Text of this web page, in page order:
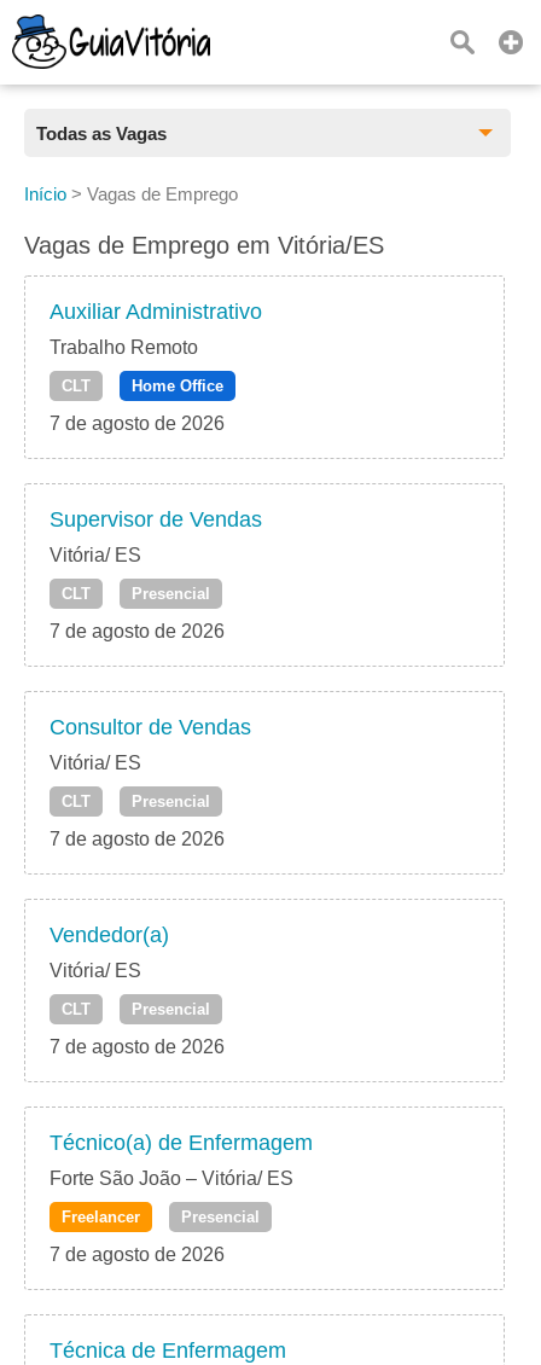
Todas as Vagas
Todas as Vagas
CLT
Freelancer
PJ
Início > Vagas de Emprego
Vagas de Emprego em Vitória/ES
Auxiliar Administrativo
Trabalho Remoto
CLT Home Office
7 de agosto de 2026
Supervisor de Vendas
Vitória/ ES
CLT Presencial
7 de agosto de 2026
Consultor de Vendas
Vitória/ ES
CLT Presencial
7 de agosto de 2026
Vendedor(a)
Vitória/ ES
CLT Presencial
7 de agosto de 2026
Técnico(a) de Enfermagem
Forte São João – Vitória/ ES
Freelancer Presencial
7 de agosto de 2026
Técnica de Enfermagem